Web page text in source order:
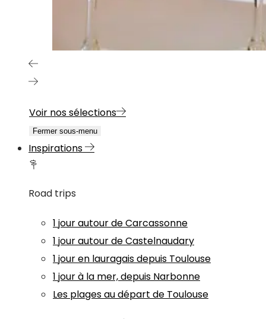
Voir nos sélections
Fermer sous-menu
Inspirations
Road trips
1 jour autour de Carcassonne
1 jour autour de Castelnaudary
1 jour en lauragais depuis Toulouse
1 jour à la mer, depuis Narbonne
Les plages au départ de Toulouse